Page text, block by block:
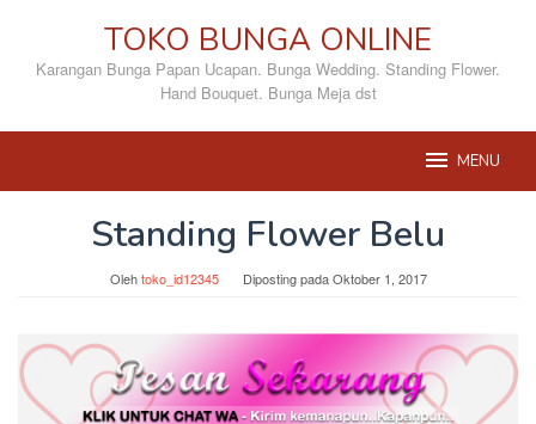
konten
TOKO BUNGA ONLINE
Karangan Bunga Papan Ucapan. Bunga Wedding. Standing Flower.
Hand Bouquet. Bunga Meja dst
MENU
Standing Flower Belu
Olehtoko_id12345 Diposting padaOktober 1, 2017